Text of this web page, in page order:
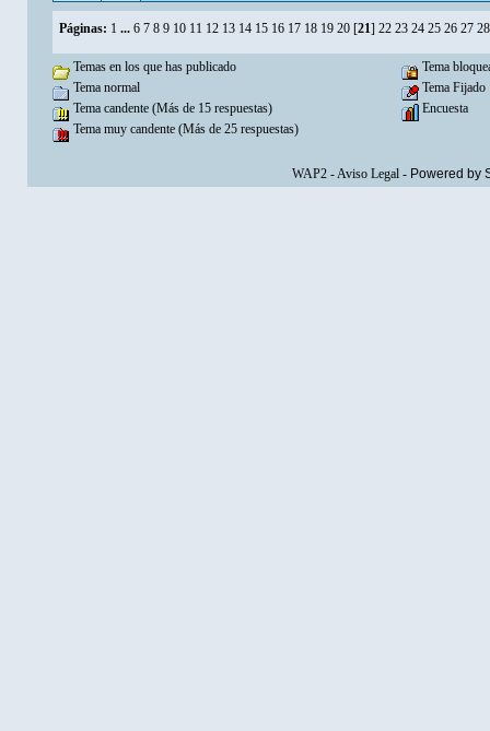
Páginas: 1 ... 6 7 8 9 10 11 12 13 14 15 16 17 18 19 20 [21] 22 23 24 25 26 27 28
Temas en los que has publicado
Tema normal
Tema candente (Más de 15 respuestas)
Tema muy candente (Más de 25 respuestas)
Tema
Tema Fijado
Encuesta
WAP2-Aviso Legal- Powered by